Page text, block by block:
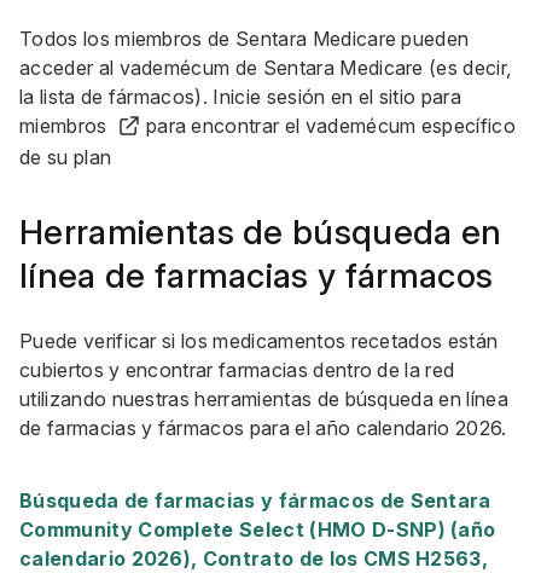
Todos los miembros de Sentara Medicare pueden
acceder al vademécum de Sentara Medicare (es decir,
la lista de fármacos). Inicie sesión en el sitio para
miembros
para encontrar el vademécum específico
de su plan
Herramientas de búsqueda en
línea de farmacias y fármacos
Puede verificar si los medicamentos recetados están
cubiertos y encontrar farmacias dentro de la red
utilizando nuestras herramientas de búsqueda en línea
de farmacias y fármacos para el año calendario 2026.
Búsqueda de farmacias y fármacos de Sentara
Community Complete Select (HMO D-SNP) (año
calendario 2026), Contrato de los CMS H2563,